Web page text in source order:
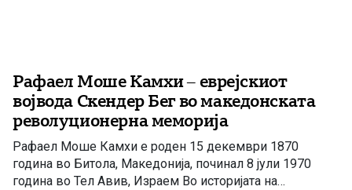
Рафаел Моше Камхи – еврејскиот
војвода Скендер Бег во македонската
револуционерна меморија
Рафаел Моше Камхи е роден 15 декември 1870
година во Битола, Македонија, починал 8 јули 1970
година во Тел Авив, Израем Во историјата на